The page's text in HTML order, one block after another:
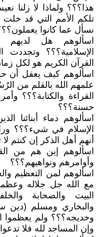
هذا؟؟؟ ولماذا لا زلنا
تلكم الأمم التي قد خلت
نسأل عما كانوا
اسألوهم هل لديهم
الإسلامية؟؟؟ وتجددت
القرآن الكريم هو لكل
اسألوهم كيف يعقل أن
علمهم الله بالقلم من
القراءة والكتابة؟؟؟
حسنة؟؟؟
اسألوهم دماء أبنائنا
الإسلام في شيء؟؟؟
أنهم أهل الذكر إن كنتم
اسألوهم إين هم من
وأوامرهم ونواهيهم؟؟؟
اسألوهم لمن التعظيم
مع الله جل جلاله
البيت والصحابة
والبخاري ومسلم (دين
وخديجه؟؟؟ ولم يعظموا
وإن المساجد لله فلا